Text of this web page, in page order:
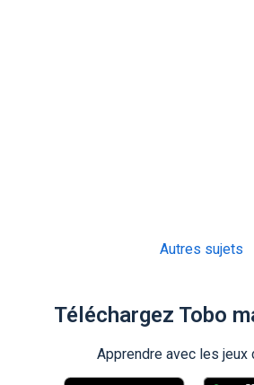
Autres sujets
Téléchargez Tobo
Apprendre avec les jeux